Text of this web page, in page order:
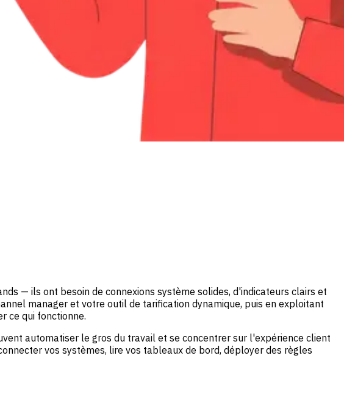
— ils ont besoin de connexions système solides, d'indicateurs clairs et
manager et votre outil de tarification dynamique, puis en exploitant
ce qui fonctionne.
automatiser le gros du travail et se concentrer sur l'expérience client
vos systèmes, lire vos tableaux de bord, déployer des règles